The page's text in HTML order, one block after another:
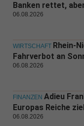
Banken rettet,
06.08.2026
WIRTSCHAFT Rhein-
Fahrverbot an
06.08.2026
FINANZEN Adieu
Europas Reiche
06.08.2026